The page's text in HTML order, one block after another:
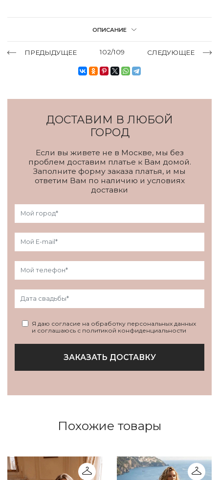
ОПИСАНИЕ
ПРЕДЫДУЩЕЕ 102/109 СЛЕДУЮЩЕЕ
ДОСТАВИМ В ЛЮБОЙ
ГОРОД
Если вы живете не в Москве, мы без
проблем доставим платье к Вам домой.
Заполните форму заказа платья, и мы
ответим Вам по наличию и условиях
доставки
Я даю согласие на обработку персональных данных
и соглашаюсь с политикой конфиденциальности
ЗАКАЗАТЬ ДОСТАВКУ
Похожие товары